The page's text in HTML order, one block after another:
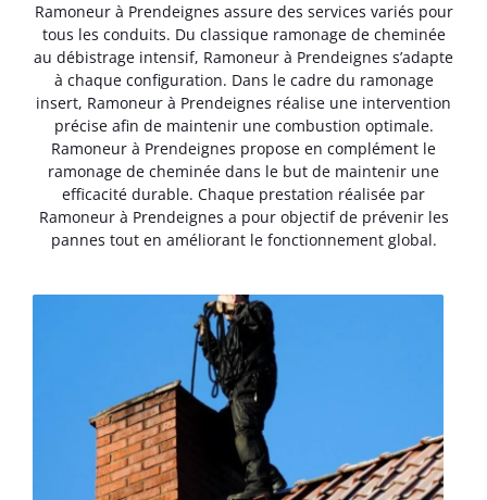
Ramoneur à Prendeignes assure des services variés pour
tous les conduits. Du classique ramonage de cheminée
au débistrage intensif, Ramoneur à Prendeignes s’adapte
à chaque configuration. Dans le cadre du ramonage
insert, Ramoneur à Prendeignes réalise une intervention
précise afin de maintenir une combustion optimale.
Ramoneur à Prendeignes propose en complément le
ramonage de cheminée dans le but de maintenir une
efficacité durable. Chaque prestation réalisée par
Ramoneur à Prendeignes a pour objectif de prévenir les
pannes tout en améliorant le fonctionnement global.